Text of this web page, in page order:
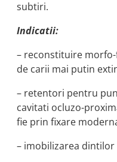
subtiri.
Indicatii:
– reconstituire
de carii mai putin
– retentori pentru
cavitati ocluzo-
fie prin fixare
– imobilizarea